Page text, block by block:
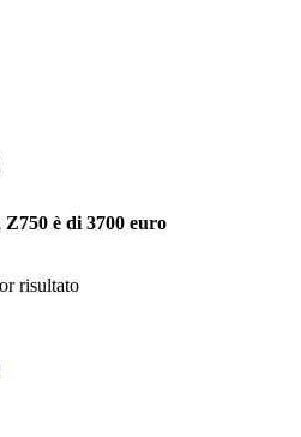
è di 3700 euro
risultato